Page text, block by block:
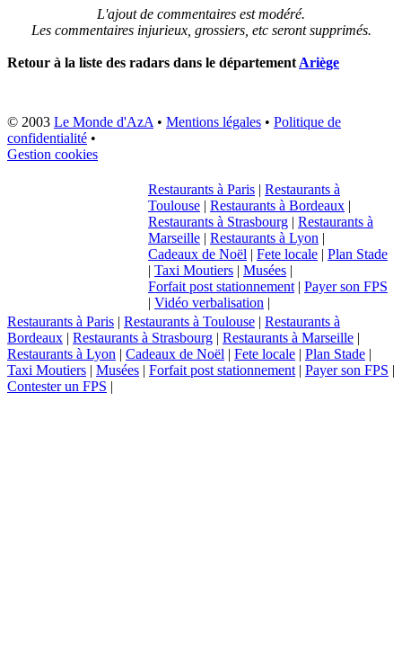
L'ajout de commentaires est modéré.
Les commentaires injurieux, grossiers, etc seront supprimés.
Retour à la liste des radars dans le département Ariège
© 2003 Le Monde d'AzA • Mentions légales • Politique de
confidentialité •
Gestion cookies
Restaurants à Paris | Restaurants à
Toulouse | Restaurants à Bordeaux |
Restaurants à Strasbourg | Restaurants à
Marseille | Restaurants à Lyon |
Cadeaux de Noël | Fete locale | Plan Stade
| Taxi Moutiers | Musées |
Forfait post stationnement | Payer son FPS
| Vidéo verbalisation |
Restaurants à Paris | Restaurants à Toulouse | Restaurants à
Bordeaux | Restaurants à Strasbourg | Restaurants à Marseille |
Restaurants à Lyon | Cadeaux de Noël | Fete locale | Plan Stade |
Taxi Moutiers | Musées | Forfait post stationnement | Payer son FPS |
Contester un FPS |